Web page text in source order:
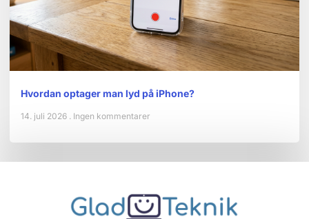
Hvordan optager man lyd på iPhone?
14. juli 2026 Ingen kommentarer